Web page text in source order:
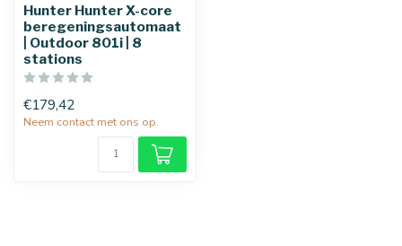
Hunter Hunter X-core
beregeningsautomaat
| Outdoor 801i | 8
stations
€179,42
Neem contact met ons op.